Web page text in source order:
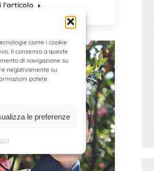
come i cookie
Il consenso a queste
di navigazione su
negativamente su
potete
le preferenze
l'articolo